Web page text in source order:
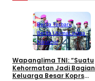
Berita Terbaru
Berita UtamaLingga
Nasional
Wapanglima TNI: “Suatu
Kehormatan Jadi Bagian
Keluarga Besar Koprs